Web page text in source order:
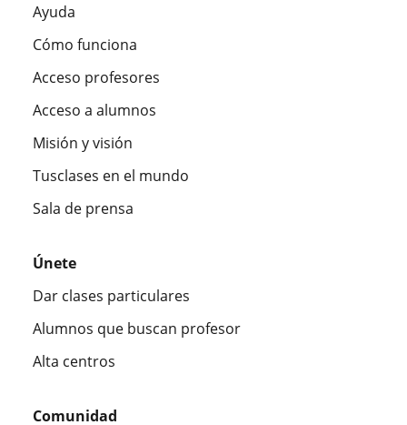
Ayuda
Cómo funciona
Acceso profesores
Acceso a alumnos
Misión y visión
Tusclases en el mundo
Sala de prensa
Únete
Dar clases particulares
Alumnos que buscan profesor
Alta centros
Comunidad